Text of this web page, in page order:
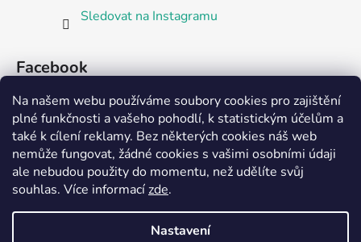
Na našem webu používáme soubory cookies pro zajištění
plné funkčnosti a vašeho pohodlí, k statistickým účelům a
také k cílení reklamy. Bez některých cookies náš web
nemůže fungovat, žádné cookies s vašimi osobními údaji
ale nebudou použity do momentu, než udělíte svůj
souhlas. Více informacízde.
Nastavení
Sledovat na Instagramu
Facebook
Partnerská prodejna Barefoot Plzeň